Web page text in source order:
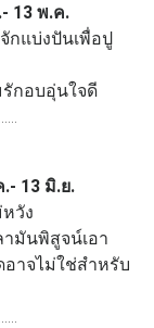
13 พ.ค.
กแบ่งปันเพื่อปู
กอบอุ่นใจดี
13 มิ.ย.
วัง
ามันพิสูจน์เอา
าจไม่ใช่สำหรับ